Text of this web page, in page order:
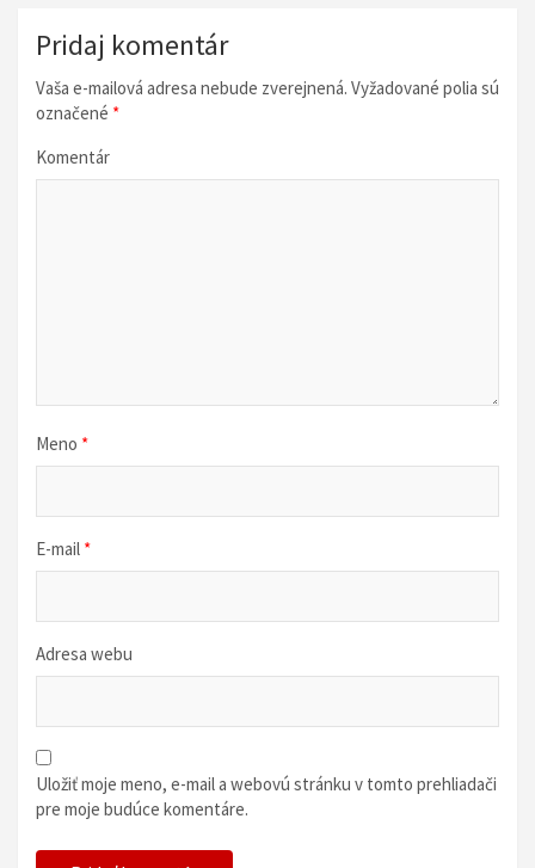
Pridaj komentár
Vaša e-mailová adresa nebude zverejnená. Vyžadované polia sú
označené *
Komentár
Meno *
E-mail *
Adresa webu
Uložiť moje meno, e-mail a webovú stránku v tomto prehliadači
pre moje budúce komentáre.